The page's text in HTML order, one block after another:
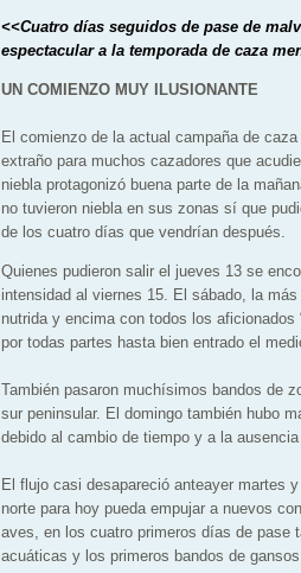
<<Cuatro días seguidos de pase de
espectacular a la temporada de caza
UN COMIENZO MUY ILUSIONANTE
El comienzo de la actual campaña de
extraño para muchos cazadores que
niebla protagonizó buena parte de la
no tuvieron niebla en sus zonas sí que
de los cuatro días que vendrían después.
Quienes pudieron salir el jueves 13 se
intensidad al viernes 15. El sábado, la
nutrida y encima con todos los aficionados
por todas partes hasta bien entrado el
También pasaron muchísimos bandos de
sur peninsular. El domingo también hubo
debido al cambio de tiempo y a la
El flujo casi desapareció anteayer martes
norte para hoy pueda empujar a nuevos
aves, en los cuatro primeros días de pase
acuáticas y los primeros bandos de